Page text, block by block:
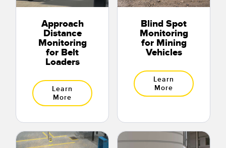
Approach
Distance
Monitoring
for Belt
Loaders
Learn
More
Blind Spot
Monitoring
for Mining
Vehicles
Learn
More